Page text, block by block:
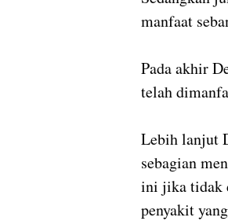
manfaat
Pada akhir
telah
Lebih lanjut
sebagian
ini jika tidak
penyakit